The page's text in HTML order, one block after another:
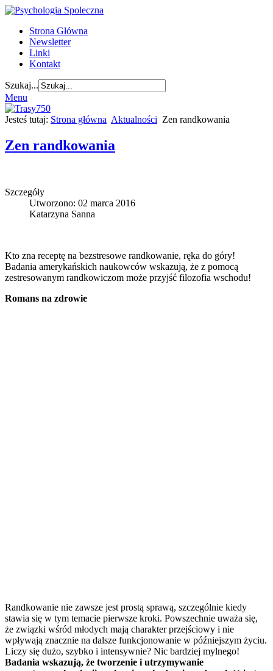
Strona Główna
Newsletter
Linki
Kontakt
Szukaj...
Menu
Jesteś tutaj: Strona główna Aktualności Zen randkowania
Zen randkowania
Szczegóły
Utworzono: 02 marca 2016
Katarzyna Sanna
Kto zna receptę na bezstresowe randkowanie, ręka do góry!
Badania amerykańskich naukowców wskazują, że z pomocą
zestresowanym randkowiczom może przyjść filozofia wschodu!
Romans na zdrowie
Randkowanie nie zawsze jest prostą sprawą, szczególnie kiedy
stawia się w tym temacie pierwsze kroki. Powszechnie uważa się,
że związki wśród młodych mają charakter przejściowy i nie
wpływają znacznie na dalsze funkcjonowanie w późniejszym życiu.
Liczy się dużo, szybko i intensywnie? Nic bardziej mylnego!
Badania wskazują, że tworzenie i utrzymywanie